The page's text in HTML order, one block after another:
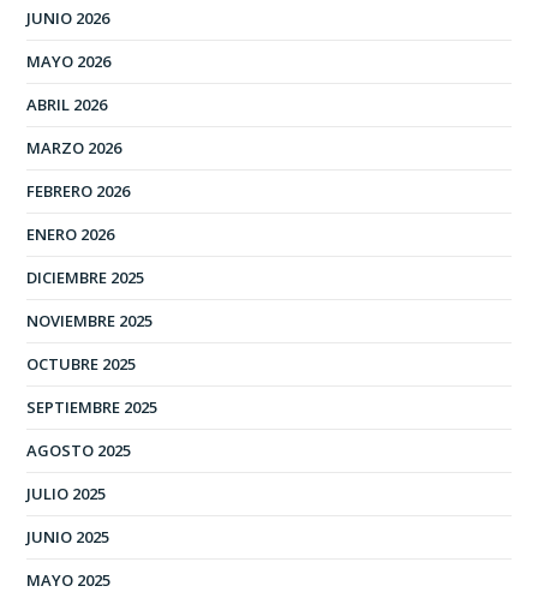
JUNIO 2026
MAYO 2026
ABRIL 2026
MARZO 2026
FEBRERO 2026
ENERO 2026
DICIEMBRE 2025
NOVIEMBRE 2025
OCTUBRE 2025
SEPTIEMBRE 2025
AGOSTO 2025
JULIO 2025
JUNIO 2025
MAYO 2025